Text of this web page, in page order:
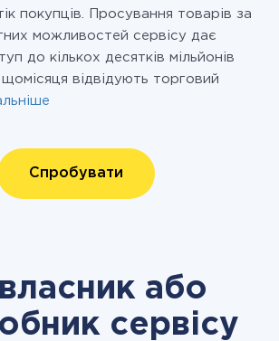
покупців. Просування товарів за
можливостей сервісу дає
до кількох десятків мільйонів
щомісяця відвідують торговий
Спробувати
або
сервісу